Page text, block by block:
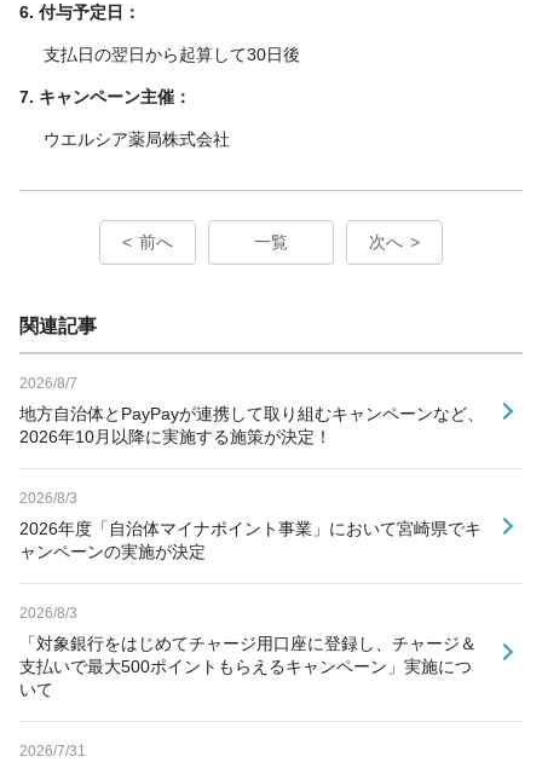
6. 付与予定日：
支払日の翌日から起算して30日後
7. キャンペーン主催：
ウエルシア薬局株式会社
前へ 一覧 次へ
関連記事
2026/8/7
地方自治体とPayPayが連携して取り組むキャンペーンなど、
2026年10月以降に実施する施策が決定！
2026/8/3
2026年度「自治体マイナポイント事業」において宮崎県でキ
ャンペーンの実施が決定
2026/8/3
「対象銀行をはじめてチャージ用口座に登録し、チャージ＆
支払いで最大500ポイントもらえるキャンペーン」実施につ
いて
2026/7/31